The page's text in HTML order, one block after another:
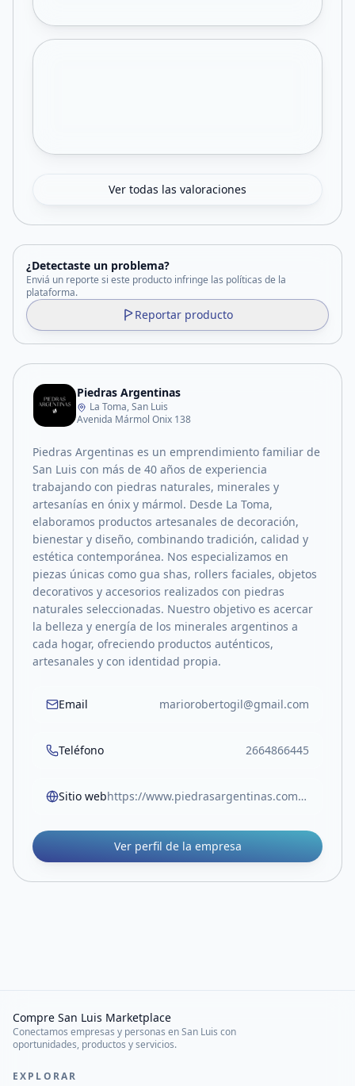
Ver todas las valoraciones
¿Detectaste un problema?
Enviá un reporte si este producto infringe las políticas de la
plataforma.
Reportar producto
Piedras Argentinas
La Toma, San Luis
Avenida Mármol Onix 138
Piedras Argentinas es un emprendimiento familiar de
San Luis con más de 40 años de experiencia
trabajando con piedras naturales, minerales y
artesanías en ónix y mármol. Desde La Toma,
elaboramos productos artesanales de decoración,
bienestar y diseño, combinando tradición, calidad y
estética contemporánea. Nos especializamos en
piezas únicas como gua shas, rollers faciales, objetos
decorativos y accesorios realizados con piedras
naturales seleccionadas. Nuestro objetivo es acercar
la belleza y energía de los minerales argentinos a
cada hogar, ofreciendo productos auténticos,
artesanales y con identidad propia.
Email mariorobertogil@gmail.com
Teléfono 2664866445
Sitio web https://www.piedrasargentinas.com.ar/
Ver perfil de la empresa
Compre San Luis Marketplace
Conectamos empresas y personas en San Luis con
oportunidades, productos y servicios.
EXPLORAR